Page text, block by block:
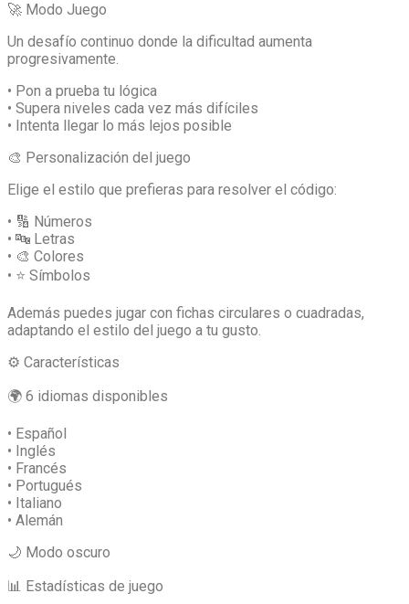
🚀 Modo Juego
Un desafío continuo donde la dificultad aumenta
progresivamente.
• Pon a prueba tu lógica
• Supera niveles cada vez más difíciles
• Intenta llegar lo más lejos posible
🎨 Personalización del juego
Elige el estilo que prefieras para resolver el código:
• 🔢 Números
• 🔤 Letras
• 🎨 Colores
• ⭐ Símbolos
Además puedes jugar con fichas circulares o cuadradas,
adaptando el estilo del juego a tu gusto.
⚙️ Características
🌍 6 idiomas disponibles
• Español
• Inglés
• Francés
• Portugués
• Italiano
• Alemán
🌙 Modo oscuro
📊 Estadísticas de juego